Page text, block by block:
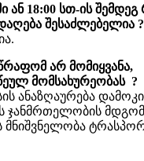
ან 18:00 სთ-ის შემდეგ
შესაძლებელია ?
არ მომიყვანა,
მომსახურეობას ?
ანაზღაურება
ჯანმრთელობის
მნიშვნელობა